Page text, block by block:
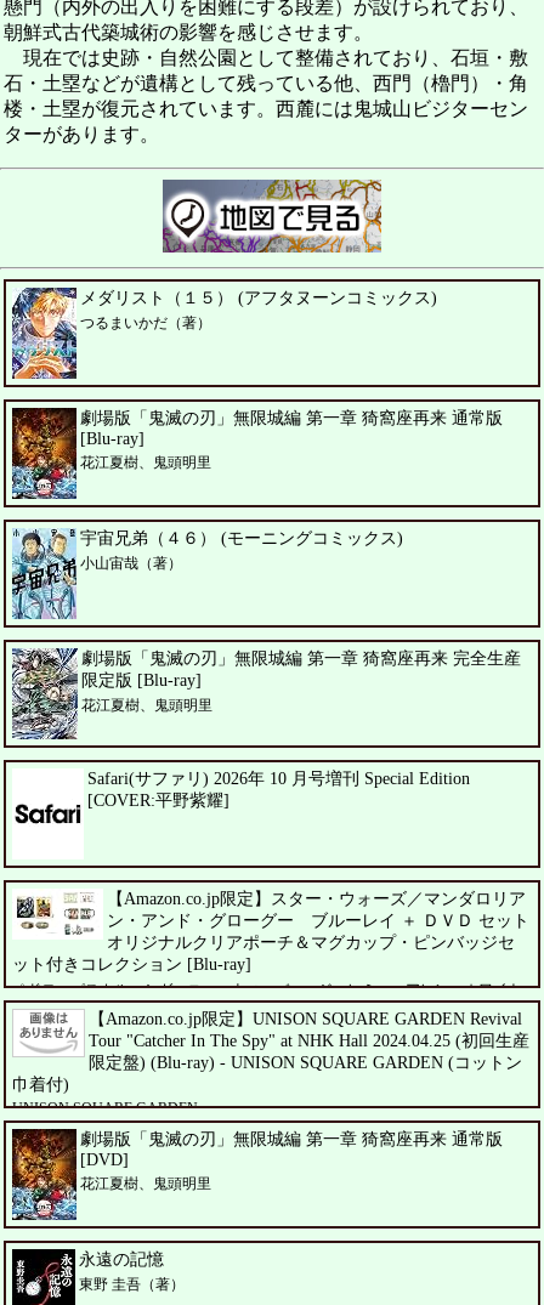
懸門（内外の出入りを困難にする段差）が設けられており、
朝鮮式古代築城術の影響を感じさせます。
現在では史跡・自然公園として整備されており、石垣・敷
石・土塁などが遺構として残っている他、西門（櫓門）・角
楼・土塁が復元されています。西麓には鬼城山ビジターセン
ターがあります。
メダリスト（１５） (アフタヌーンコミックス)
つるまいかだ（著）
劇場版「鬼滅の刃」無限城編 第一章 猗窩座再来 通常版
[Blu-ray]
花江夏樹、鬼頭明里
宇宙兄弟（４６） (モーニングコミックス)
小山宙哉（著）
劇場版「鬼滅の刃」無限城編 第一章 猗窩座再来 完全生産
限定版 [Blu-ray]
花江夏樹、鬼頭明里
Safari(サファリ) 2026年 10 月号増刊 Special Edition
[COVER:平野紫耀]
【Amazon.co.jp限定】スター・ウォーズ／マンダロリア
ン・アンド・グローグー ブルーレイ ＋ ＤＶＤ セット
オリジナルクリアポーチ＆マグカップ・ピンバッジセ
ット付きコレクション [Blu-ray]
ペドロ・パスカル、シガーニー・ウィーバー、ジェレミー・アレン・ホワイト
【Amazon.co.jp限定】UNISON SQUARE GARDEN Revival
Tour "Catcher In The Spy" at NHK Hall 2024.04.25 (初回生産
限定盤) (Blu-ray) - UNISON SQUARE GARDEN (コットン
巾着付)
UNISON SQUARE GARDEN
劇場版「鬼滅の刃」無限城編 第一章 猗窩座再来 通常版
[DVD]
花江夏樹、鬼頭明里
永遠の記憶
東野 圭吾（著）